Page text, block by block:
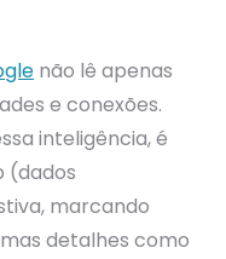
não lê apenas
e conexões.
inteligência, é
(dados
marcando
detalhes como